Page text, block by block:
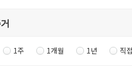
1주 1개월 1년 직